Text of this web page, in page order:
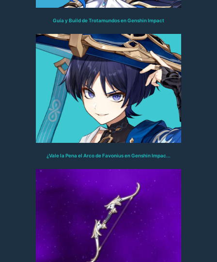
Guía y Build de Trotamundos en Genshin Impact
¿Vale la Pena el Arco de Favonius en Genshin Impac...